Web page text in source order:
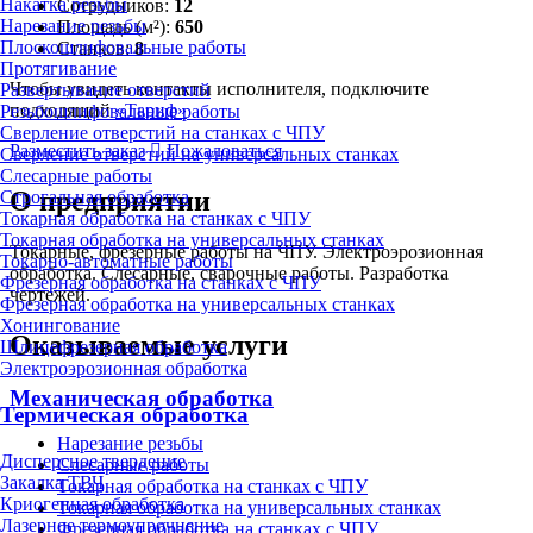
Накатка резьбы
Нарезание резьбы
Плоскошлифовальные работы
Протягивание
Развертывание отверстий
Резьбошлифовальные работы
Сверление отверстий на станках с ЧПУ
Сверление отверстий на универсальных станках
Слесарные работы
Строгальная обработка
Токарная обработка на станках с ЧПУ
Токарная обработка на универсальных станках
Токарно-автоматные работы
Фрезерная обработка на станках с ЧПУ
Фрезерная обработка на универсальных станках
Хонингование
Шлицефрезерная обработка
Электроэрозионная обработка
Термическая обработка
Дисперсное твердение
Закалка ТВЧ
Криогенная обработка
Лазерное термоупрочнение
Сотрудников: 12
Площадь (м²): 650
Станков:8
Чтобы увидеть контакты исполнителя, подключите
подходящий«Тариф»
Разместить заказ
Пожаловаться
О предприятии
Токарные, фрезерные работы на ЧПУ. Электроэрозионная
обработка. Слесарные, сварочные работы. Разработка
чертежей.
Оказываемые услуги
Механическая обработка
Нарезание резьбы
Слесарные работы
Токарная обработка на станках с ЧПУ
Токарная обработка на универсальных станках